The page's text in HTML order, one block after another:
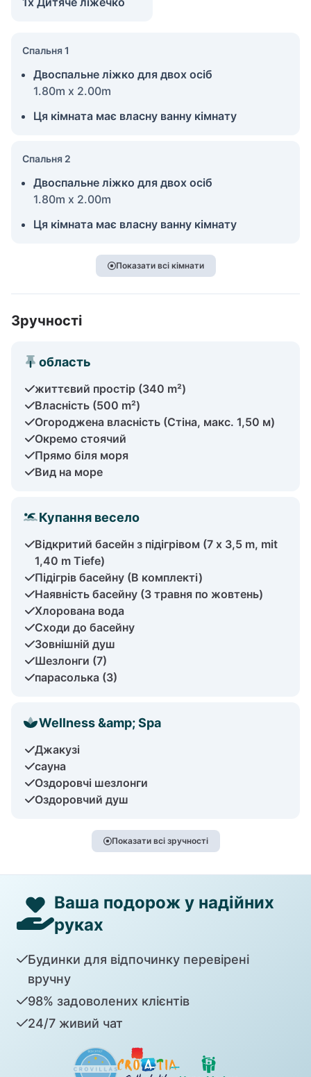
Спальня 1
Двоспальне ліжко для двох осіб
1.80m x 2.00m
Ця кімната має власну ванну кімнату
Спальня 2
Двоспальне ліжко для двох осіб
1.80m x 2.00m
Ця кімната має власну ванну кімнату
Показати всі кімнати
Зручності
область
життєвий простір (340 m²)
Власність (500 m²)
Огороджена власність (Стіна, макс. 1,50 м)
Окремо стоячий
Прямо біля моря
Вид на море
Купання весело
Відкритий басейн з підігрівом (7 x 3,5 m, mit
1,40 m Tiefe)
Підігрів басейну (В комплекті)
Наявність басейну (З травня по жовтень)
Хлорована вода
Сходи до басейну
Зовнішній душ
Шезлонги (7)
парасолька (3)
Wellness &amp; Spa
Джакузі
сауна
Оздоровчі шезлонги
Оздоровчий душ
Показати всі зручності
Ваша подорож у надійних
руках
Будинки для відпочинку перевірені
вручну
98% задоволених клієнтів
24/7 живий чат